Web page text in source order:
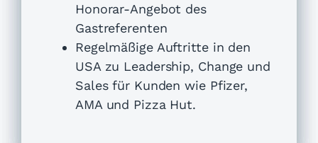
Honorar-Angebot des
Gastreferenten
Regelmäßige Auftritte in den
USA zu Leadership, Change und
Sales für Kunden wie Pfizer,
AMA und Pizza Hut.